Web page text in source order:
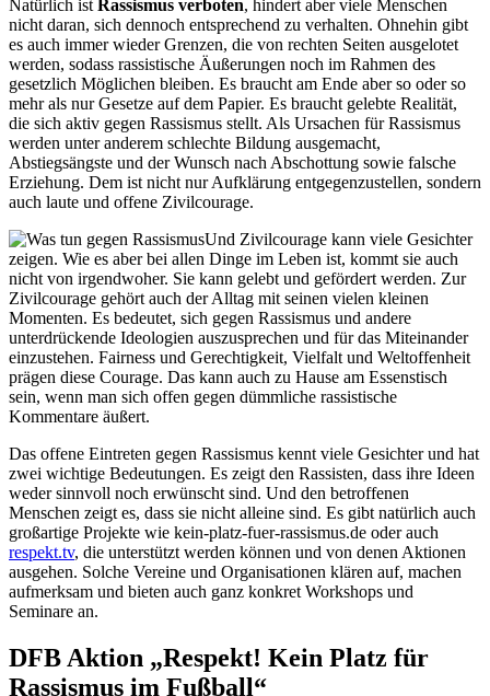
Natürlich ist Rassismus verboten, hindert aber viele Menschen
nicht daran, sich dennoch entsprechend zu verhalten. Ohnehin gibt
es auch immer wieder Grenzen, die von rechten Seiten ausgelotet
werden, sodass rassistische Äußerungen noch im Rahmen des
gesetzlich Möglichen bleiben. Es braucht am Ende aber so oder so
mehr als nur Gesetze auf dem Papier. Es braucht gelebte Realität,
die sich aktiv gegen Rassismus stellt. Als Ursachen für Rassismus
werden unter anderem schlechte Bildung ausgemacht,
Abstiegsängste und der Wunsch nach Abschottung sowie falsche
Erziehung. Dem ist nicht nur Aufklärung entgegenzustellen, sondern
auch laute und offene Zivilcourage.
Und Zivilcourage kann viele Gesichter
zeigen. Wie es aber bei allen Dinge im Leben ist, kommt sie auch
nicht von irgendwoher. Sie kann gelebt und gefördert werden. Zur
Zivilcourage gehört auch der Alltag mit seinen vielen kleinen
Momenten. Es bedeutet, sich gegen Rassismus und andere
unterdrückende Ideologien auszusprechen und für das Miteinander
einzustehen. Fairness und Gerechtigkeit, Vielfalt und Weltoffenheit
prägen diese Courage. Das kann auch zu Hause am Essenstisch
sein, wenn man sich offen gegen dümmliche rassistische
Kommentare äußert.
Das offene Eintreten gegen Rassismus kennt viele Gesichter und hat
zwei wichtige Bedeutungen. Es zeigt den Rassisten, dass ihre Ideen
weder sinnvoll noch erwünscht sind. Und den betroffenen
Menschen zeigt es, dass sie nicht alleine sind. Es gibt natürlich auch
großartige Projekte wie kein-platz-fuer-rassismus.de oder auch
respekt.tv, die unterstützt werden können und von denen Aktionen
ausgehen. Solche Vereine und Organisationen klären auf, machen
aufmerksam und bieten auch ganz konkret Workshops und
Seminare an.
DFB Aktion „Respekt! Kein Platz für
Rassismus im Fußball“